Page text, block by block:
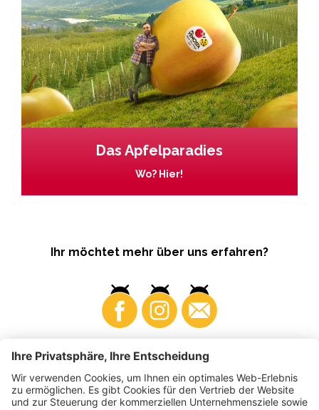
Das Apfelparadies
Wo? Hier!
Ihr möchtet mehr über uns erfahren?
Business Produzenten